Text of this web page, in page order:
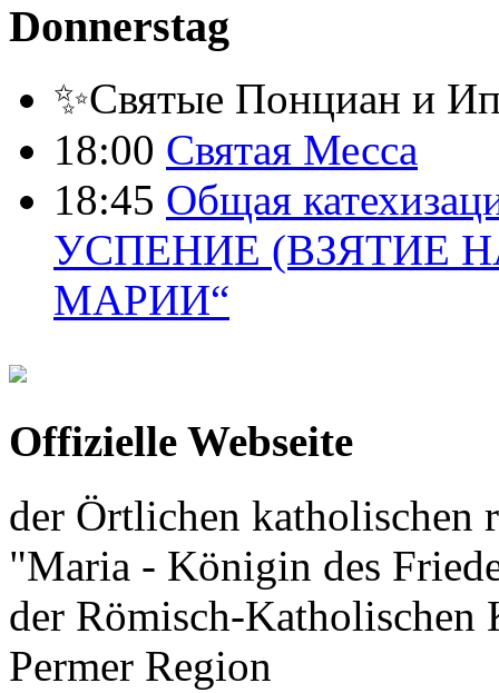
Donnerstag
✨Святые Понциан и
18:00 Святая Месса
18:45 Общая
УСПЕНИЕ (ВЗЯТИЕ
МАРИИ“
Offizielle Webseite
der Örtlichen katholischen
"Maria - Königin des
der Römisch-Katholischen
Permer Region